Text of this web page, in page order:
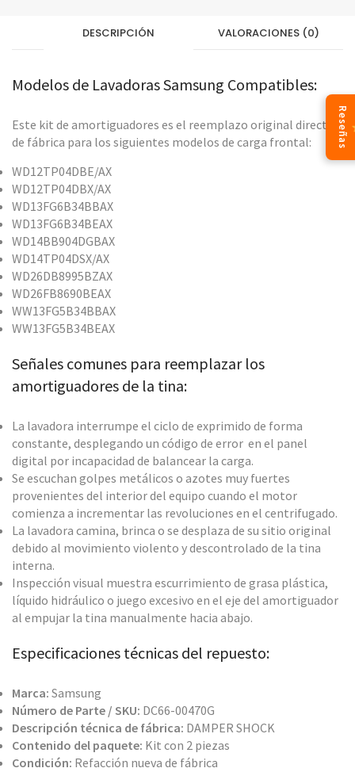
DESCRIPCIÓN VALORACIONES (0)
Modelos de Lavadoras Samsung Compatibles:
Este kit de amortiguadores es el reemplazo original directo
de fábrica para los siguientes modelos de carga frontal:
WD12TP04DBE/AX
WD12TP04DBX/AX
WD13FG6B34BBAX
WD13FG6B34BEAX
WD14BB904DGBAX
WD14TP04DSX/AX
WD26DB8995BZAX
WD26FB8690BEAX
WW13FG5B34BBAX
WW13FG5B34BEAX
Señales comunes para reemplazar los
amortiguadores de la tina:
La lavadora interrumpe el ciclo de exprimido de forma
constante, desplegando un código de error en el panel
digital por incapacidad de balancear la carga.
Se escuchan golpes metálicos o azotes muy fuertes
provenientes del interior del equipo cuando el motor
comienza a incrementar las revoluciones en el centrifugado.
La lavadora camina, brinca o se desplaza de su sitio original
debido al movimiento violento y descontrolado de la tina
interna.
Inspección visual muestra escurrimiento de grasa plástica,
líquido hidráulico o juego excesivo en el eje del amortiguador
al empujar la tina manualmente hacia abajo.
Especificaciones técnicas del repuesto:
Marca: Samsung
Número de Parte / SKU: DC66-00470G
Descripción técnica de fábrica: DAMPER SHOCK
Contenido del paquete: Kit con 2 piezas
Condición: Refacción nueva de fábrica
Reseñas